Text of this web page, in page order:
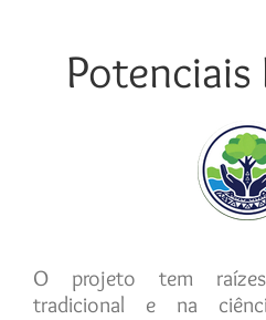
O projeto tem
tradicional e na